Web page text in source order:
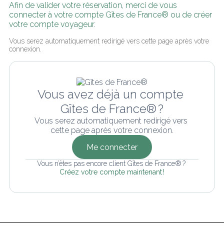
Afin de valider votre réservation, merci de vous
connecter à votre compte Gîtes de France® ou de créer
votre compte voyageur.
Vous serez automatiquement redirigé vers cette page après votre
connexion.
Vous avez déjà un compte
Gîtes de France® ?
Vous serez automatiquement redirigé vers
cette page après votre connexion.
Me connecter
Vous n’êtes pas encore client Gîtes de France® ?
Créez votre compte maintenant !